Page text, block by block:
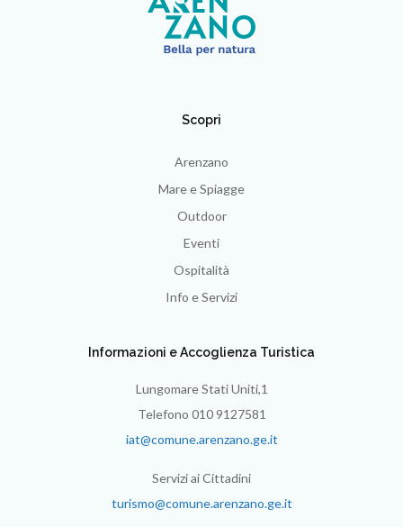
Scopri
Arenzano
Mare e Spiagge
Outdoor
Eventi
Ospitalità
Info e Servizi
Informazioni e Accoglienza Turistica
Lungomare Stati Uniti,1
Telefono 010 9127581
iat@comune.arenzano.ge.it
Servizi ai Cittadini
turismo@comune.arenzano.ge.it